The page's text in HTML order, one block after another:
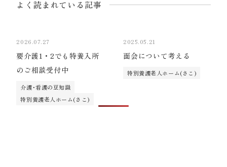
よく読まれている記事
2026.07.27
要介護1・2でも特養入所
のご相談受付中
介護･看護の豆知識
特別養護老人ホーム(さこ)
2025.05.21
面会について考える
特別養護老人ホーム(さこ)